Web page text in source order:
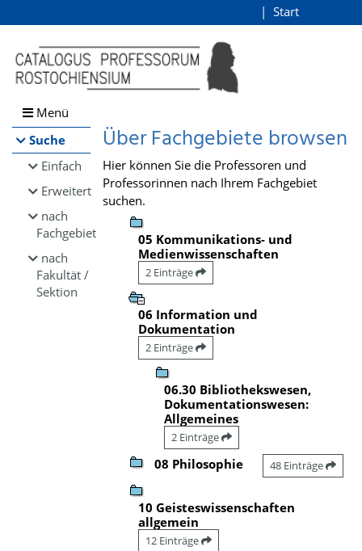
Browsen
direkt zum Inhalt
Start
Menü
Suche
Einfach
Erweitert
nach
Fachgebiet
nach
Fakultät /
Sektion
Über Fachgebiete browsen
Hier können Sie die Professoren und
Professorinnen nach Ihrem Fachgebiet
suchen.
05 Kommunikations- und
Medienwissenschaften
2 Einträge
06 Information und
Dokumentation
2 Einträge
06.30 Bibliothekswesen,
Dokumentationswesen:
Allgemeines
2 Einträge
08 Philosophie 48 Einträge
10 Geisteswissenschaften
allgemein
12 Einträge